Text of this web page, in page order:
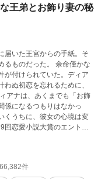
王弟とお飾り妻の秘
届いた王宮からの手紙。そ
るものだった。 余命僅かな
が付けられていた。ディア
ぬ初恋を忘れるために、
アナは、あくまでも「お飾
係になるつもりはなかっ
くうちに、彼女の心境は変
回恋愛小説大賞のエントリ
と、文章を明瞭かつ読み
本文は全て自筆で、AIが生
は生成AI（ChatGPT）
件